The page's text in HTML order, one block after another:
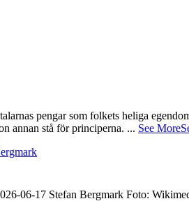
pengar som folkets heliga
annan stå för principerna. ... See More
06-17 Stefan Bergmark Foto: